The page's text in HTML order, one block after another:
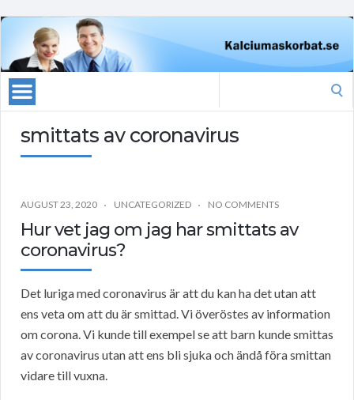
smittats av coronavirus
AUGUST 23, 2020 UNCATEGORIZED NO COMMENTS
Hur vet jag om jag har smittats av
coronavirus?
Det luriga med coronavirus är att du kan ha det utan att
ens veta om att du är smittad. Vi överöstes av information
om corona. Vi kunde till exempel se att barn kunde smittas
av coronavirus utan att ens bli sjuka och ändå föra smittan
vidare till vuxna.